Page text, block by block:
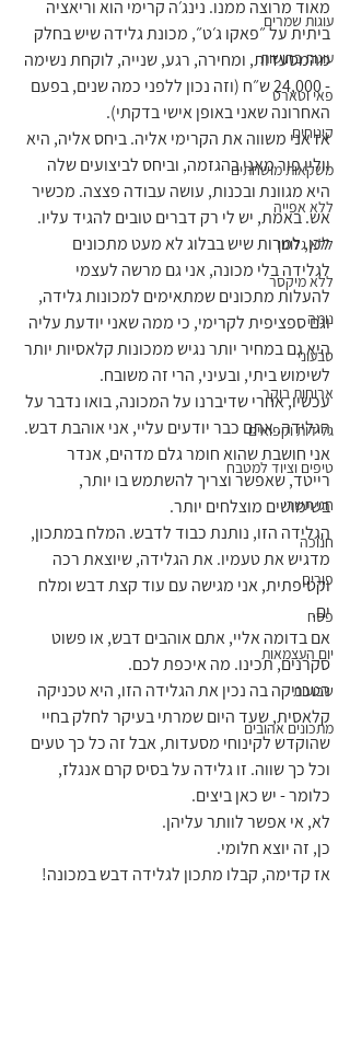
עוגות שמרים
עוגות בחושות
פאי וטארט
קינוחים
משקאות מושחתים
ללא אפייה
ללא גלוטן
ללא מיקסר
נומה
טבעוני
ארוחות בוקר
גלידות וקפואים
טיפים וציוד למטבח
חגי תשרי
חנוכה
פורים
פסח
יום העצמאות
שבועות
מתכונים אהובים
מאוד מרוצה ממנו. נינג׳ה קרימי הוא וריאציה
ביתית על ״פאקו ג׳ט״, מכונת גלידה שיש בחלק
מהמסעדות, ומחירה, רגע, שנייה, לוקחת נשימה
- 24,000 ש״ח (וזה נכון ללפני כמה שנים, בפעם
האחרונה שאני באופן אישי בדקתי).
אז אני משווה את הקרימי אליה. ביחס אליה, היא
ווליו פור מאני בהגזמה, וביחס לביצועים שלה
היא מגוונת ובכנות, עושה עבודה פצצה. מכשיר
אש. באמת, יש לי רק דברים טובים להגיד עליו.
לכן, למרות שיש בבלוג לא מעט מתכונים
לגלידה בלי מכונה, אני גם מרשה לעצמי
להעלות מתכונים שמתאימים למכונות גלידה,
וגם ספציפית לקרימי, כי ממה שאני יודעת עליה
היא גם במחיר יותר נגיש ממכונות קלאסיות יותר
לשימוש ביתי, ובעיני, הרי זה משובח.
עכשיו, אחרי שדיברנו על המכונה, בואו נדבר על
הגלידה. אתם כבר יודעים עליי, אני אוהבת דבש.
אני חושבת שהוא חומר גלם מדהים, אנדר
רייטד, שאפשר וצריך להשתמש בו יותר,
בשימושים מוצלחים יותר.
הגלידה הזו, נותנת כבוד לדבש. המלח במתכון,
מדגיש את טעמיו. את הגלידה, שיוצאת רכה
וקטיפתית, אני מגישה עם עוד קצת דבש ומלח
ים.
אם בדומה אליי, אתם אוהבים דבש, או פשוט
סקרנים, תכינו. מה איכפת לכם.
הטכניקה בה נכין את הגלידה הזו, היא טכניקה
קלאסית, שעד היום שמרתי בעיקר לחלק בחיי
שהוקדש לקינוחי מסעדות, אבל זה כל כך טעים
וכל כך שווה. זו גלידה על בסיס קרם אנגלז,
כלומר - יש כאן ביצים.
לא, אי אפשר לוותר עליהן.
כן, זה יוצא חלומי.
אז קדימה, קבלו מתכון לגלידה דבש במכונה!